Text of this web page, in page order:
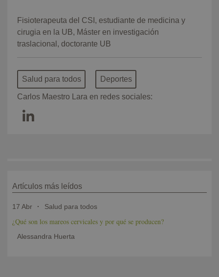
Fisioterapeuta del CSI, estudiante de medicina y
cirugia en la UB, Máster en investigación
traslacional, doctorante UB
Salud para todos Deportes
Carlos Maestro Lara en redes sociales:
Artículos más leídos
17 Abr Salud para todos
¿Qué son los mareos cervicales y por qué se producen?
Alessandra Huerta